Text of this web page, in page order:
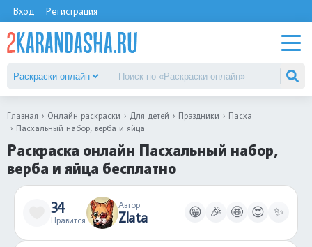
Вход Регистрация
Главная Онлайн раскраски Для детей Праздники
Пасха
Пасхальный набор, верба и яйца
Раскраска онлайн Пасхальный набор,
верба и яйца бесплатно
34
Нравится
Автор
Zlata 😁 🎉 🤩 😍 ✨